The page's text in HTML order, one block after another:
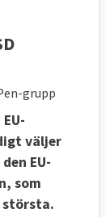
grupp
väljer
EU-
som
största.